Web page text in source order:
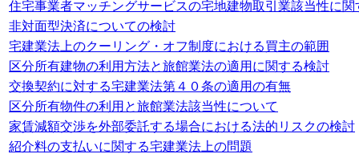
住宅事業者マッチングサービスの宅地建物取引業該当性に関
非対面型決済についての検討
宅建業法上のクーリング・オフ制度における買主の範囲
区分所有建物の利用方法と旅館業法の適用に関する検討
交換契約に対する宅建業法第４０条の適用の有無
区分所有物件の利用と旅館業法該当性について
家賃減額交渉を外部委託する場合における法的リスクの検討
紹介料の支払いに関する宅建業法上の問題